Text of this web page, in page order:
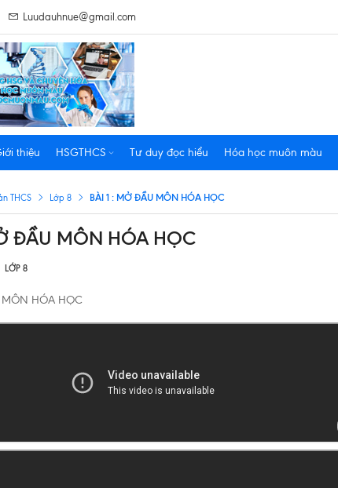
Luudauhnue@gmail.com
thiệu HSGTHCS Tư duy đọc hiểu Hóa học muôn màu
THCS Lớp 8 BÀI 1 : MỞ ĐẦU MÔN HÓA HỌC
ĐẦU MÔN HÓA HỌC
LỚP 8
HÓA HỌC